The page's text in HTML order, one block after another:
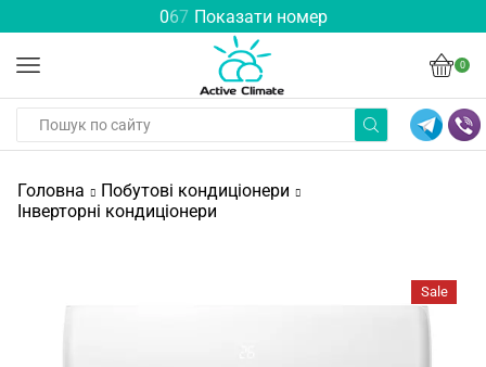
067 Показати номер
0
Головна
Побутові кондиціонери
Інверторні кондиціонери
Sale